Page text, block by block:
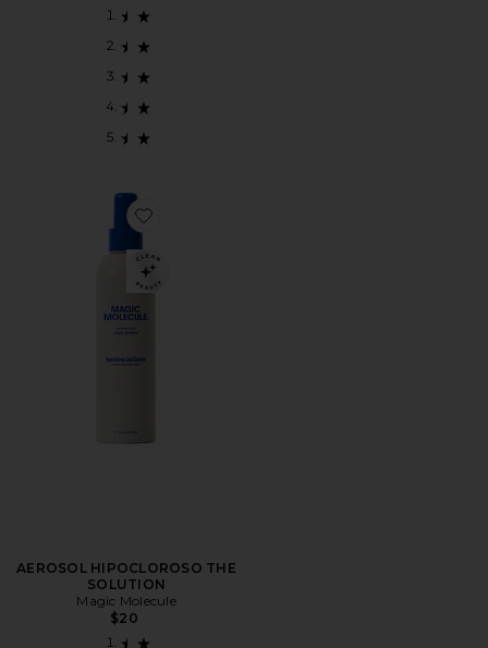
Favorite AEROSOL HIPOCLOROSO THE SOLUTION
AEROSOL HIPOCLOROSO THE
SOLUTION
Magic Molecule
$20